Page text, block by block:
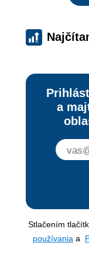
a
Stlačením
používania a